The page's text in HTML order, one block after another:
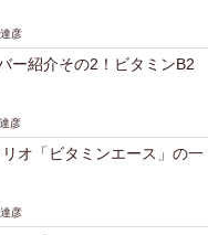
彦
ー紹介その2！ビタミンB2
彦
オ「ビタミンエース」の一
彦